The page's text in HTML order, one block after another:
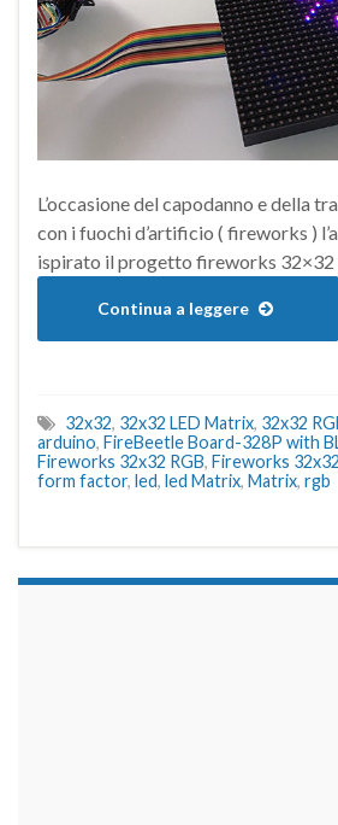
L’occasione del capodanno e della
con i fuochi d’artificio ( fireworks )
ispirato il progetto fireworks 32×32
Continua a leggere
32x32, 32x32 LED Matrix, 32x32
arduino, FireBeetle Board-328P with
Fireworks 32x32 RGB, Fireworks
form factor, led, led Matrix, Matrix, rgb